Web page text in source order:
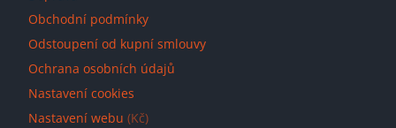
Obchodní podmínky
Odstoupení od kupní smlouvy
Ochrana osobních údajů
Nastavení cookies
Nastavení webu (Kč)